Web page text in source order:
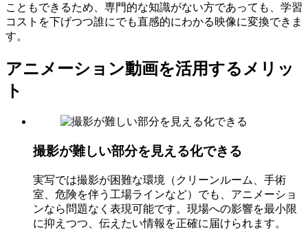
こともできるため、専門的な知識がない方であっても、学習
コストを下げつつ誰にでも直感的にわかる映像に変換できま
す。
アニメーション動画を活用するメリッ
ト
撮影が難しい部分を見える化できる
実写では撮影が困難な環境（クリーンルーム、手術
室、危険を伴う工場ラインなど）でも、アニメーショ
ンなら問題なく表現可能です。現場への影響を最小限
に抑えつつ、伝えたい情報を正確に届けられます。